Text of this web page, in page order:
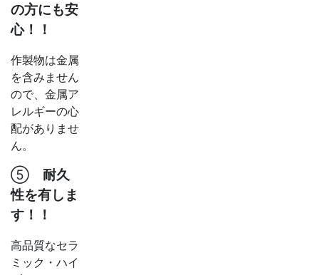
の方にも安
心！！
作製物は金属
を含みません
ので、金属ア
レルギーの心
配がありませ
ん。
⑤ 耐久
性を有しま
す！！
高品質なセラ
ミック・ハイ